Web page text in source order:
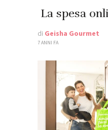
La spesa
di Geisha Gourmet
7 ANNI FA